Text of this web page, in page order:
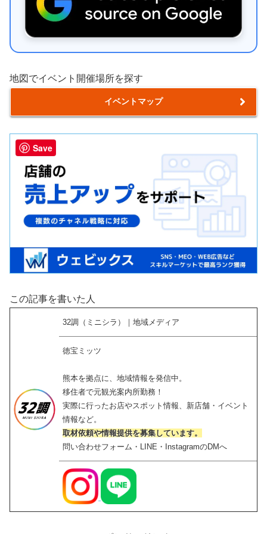
地図でイベント開催場所を探す
イベントマップ
この記事を書いた人
32調（ミニシラ）｜地域メディア
徳宝ミッツ
熊本を拠点に、地域情報を発信中。
移住者で元観光案内所勤務！
実際に行ったお店やスポット情報、新店舗・イベント
情報など。
取材依頼や情報提供を募集しています。
問い合わせフォーム・LINE・InstagramのDMへ
Save